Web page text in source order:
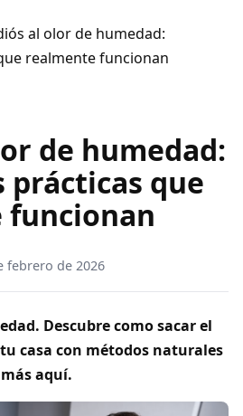
al olor de humedad:
realmente funcionan
de humedad:
prácticas que
funcionan
febrero de 2026
Descubre como sacar el
casa con métodos naturales
aquí.